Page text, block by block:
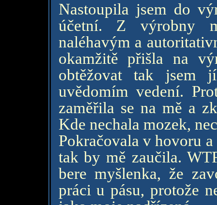
Nastoupila jsem do
účetní. Z výrobny
naléhavým a
okamžitě přišla na
obtěžovat tak jsem
uvědomím vedení.
zaměřila se na mě a
Kde nechala mozek,
Pokračovala v hovoru
tak by mě zaučila.
bere myšlenka, že
práci u pásu, protože